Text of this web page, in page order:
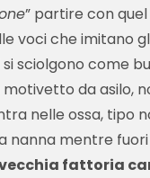
” partire con
voci che imitano
sciolgono come
motivetto da asilo,
nelle ossa, tipo
nanna mentre
fattoria